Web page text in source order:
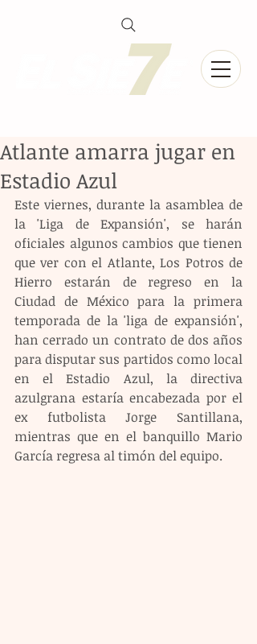
Atlante amarra jugar en
Estadio Azul
Este viernes, durante la asamblea de
la 'Liga de Expansión', se harán
oficiales algunos cambios que tienen
que ver con el Atlante, Los Potros de
Hierro estarán de regreso en la
Ciudad de México para la primera
temporada de la 'liga de expansión',
han cerrado un contrato de dos años
para disputar sus partidos como local
en el Estadio Azul, la directiva
azulgrana estaría encabezada por el
ex futbolista Jorge Santillana,
mientras que en el banquillo Mario
García regresa al timón del equipo.